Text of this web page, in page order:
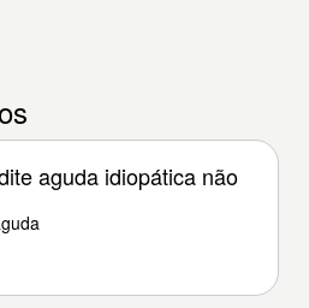
aguda idiopática não